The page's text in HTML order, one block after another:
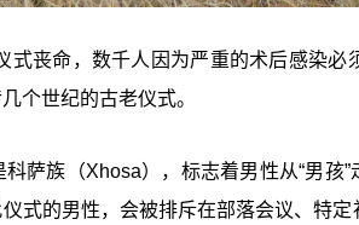
式丧命，数千人因为严重的术后感染必
个世纪的古老仪式。
萨族（Xhosa），标志着男性从“男孩”
式的男性，会被排斥在部落会议、特